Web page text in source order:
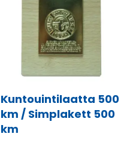
Kuntouintilaatta 500
km / Simplakett 500
km